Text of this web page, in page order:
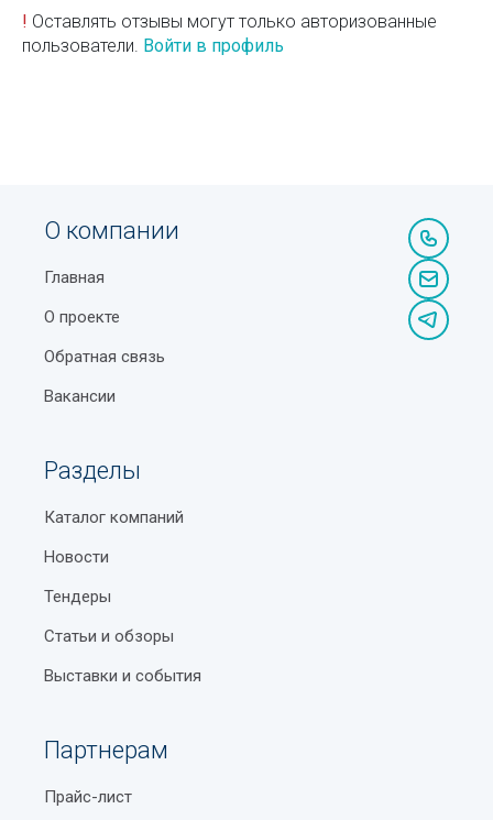
! Оставлять отзывы могут только авторизованные
пользователи. Войти в профиль
О компании
Главная
О проекте
Обратная связь
Вакансии
Разделы
Каталог компаний
Новости
Тендеры
Статьи и обзоры
Выставки и события
Партнерам
Прайс-лист